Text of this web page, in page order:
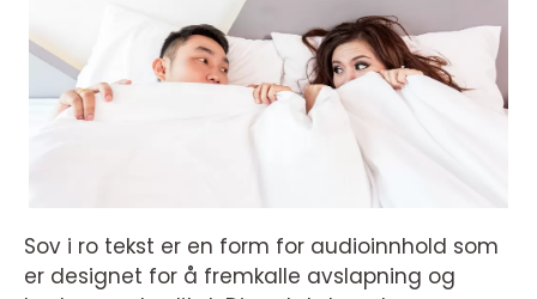
Sov i ro tekst er en form for audioinnhold som
er designet for å fremkalle avslapning og